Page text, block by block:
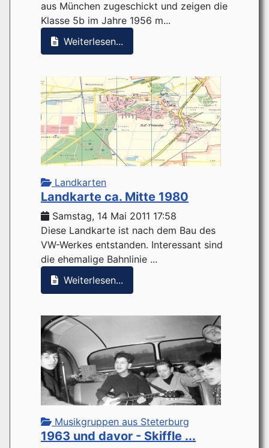
aus München zugeschickt und zeigen die
Klasse 5b im Jahre 1956 m...
Weiterlesen...
Landkarten
Landkarte ca. Mitte 1980
Samstag, 14 Mai 2011 17:58
Diese Landkarte ist nach dem Bau des
VW-Werkes entstanden. Interessant sind
die ehemalige Bahnlinie ...
Weiterlesen...
Musikgruppen aus Steterburg
1963 und davor - Skiffle ...